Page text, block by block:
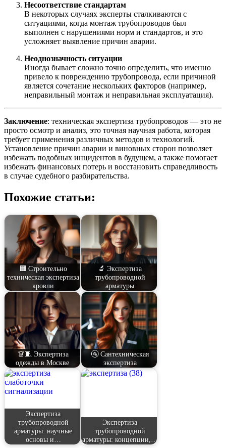
Несоответствие стандартам
В некоторых случаях эксперты сталкиваются с
ситуациями, когда монтаж трубопроводов был
выполнен с нарушениями норм и стандартов, и это
усложняет выявление причин аварии.
Неоднозначность ситуации
Иногда бывает сложно точно определить, что именно
привело к повреждению трубопровода, если причиной
является сочетание нескольких факторов (например,
неправильный монтаж и неправильная эксплуатация).
Заключение: техническая экспертиза трубопроводов — это не
просто осмотр и анализ, это точная научная работа, которая
требует применения различных методов и технологий.
Установление причин аварии и виновных сторон позволяет
избежать подобных инцидентов в будущем, а также помогает
избежать финансовых потерь и восстановить справедливость
в случае судебного разбирательства.
Похожие статьи:
🟧 Строительно
техническая экспертиза
кровли
🔬 Экспертиза
трубопроводной
арматуры
👗🧵 Экспертиза
одежды в Москве
🚰 Сантехническая
экспертиза
Экспертиза
трубопроводной
арматуры: научные
основы и…
Экспертиза
трубопроводной
арматуры: концепции,…